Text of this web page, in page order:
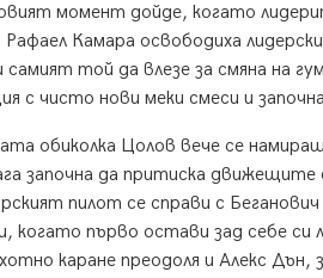
момент дойде, когато
Камара освободиха
самият той да влезе за смяна на
с чисто нови меки смеси и
обиколка Цолов вече се
започна да притиска движещите
пилот се справи с
когато първо остави зад себе си
каране преодоля и Алекс Дън,